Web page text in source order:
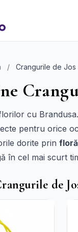
/ Crangurile de Jos
cu
pentru orice
dorite prin
în cel mai scurt
de